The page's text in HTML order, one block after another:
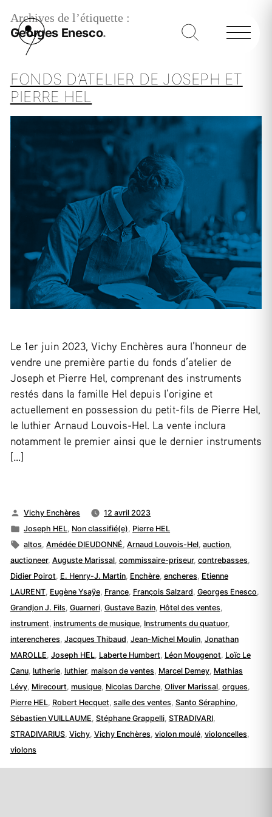
Archives de l’étiquette :
Georges Enesco
FONDS D’ATELIER DE JOSEPH ET
PIERRE HEL
Le 1er juin 2023, Vichy Enchères aura l’honneur de
vendre une première partie du fonds d’atelier de
Joseph et Pierre Hel, comprenant des instruments
restés dans la famille Hel depuis l’origine et
actuellement en possession du petit-fils de Pierre Hel,
le luthier Arnaud Louvois-Hel. La vente inclura
notamment le premier ainsi que le dernier instruments
[…]
Publié
par
Vichy Enchères
12 avril 2023
Publié
dans
Joseph HEL Non classifié(e) Pierre HEL
Étiquettes :
altos ,Amédée DIEUDONNÉ ,Arnaud Louvois-Hel ,auction
auctioneer, Auguste Marissal, commissaire-priseur, contrebasses
Didier Poirot E. Henry-J. Martin, Enchère, encheres Etienne
LAURENT, Eugène Ysaÿe, France, François Salzard Georges Enesco
Grandjon J. Fils Guarneri, Gustave Bazin, Hôtel des ventes
instrument instruments de musique, Instruments du quatuor,
interencheres Jacques Thibaud Jean-Michel Moulin, Jonathan
MAROLLE Joseph HEL Laberte Humbert Léon Mougenot Loïc Le
Canu, lutherie, luthier, maison de ventes Marcel Demey, Mathias
Lévy, Mirecourt musique, Nicolas Darche, Oliver Marissal, orgues
Pierre HEL Robert Hecquet salle des ventes Santo Séraphino
Sébastien VUILLAUME Stéphane Grappelli, STRADIVARI,
STRADIVARIUS, Vichy, Vichy Enchères violon moulé, violoncelles
violons